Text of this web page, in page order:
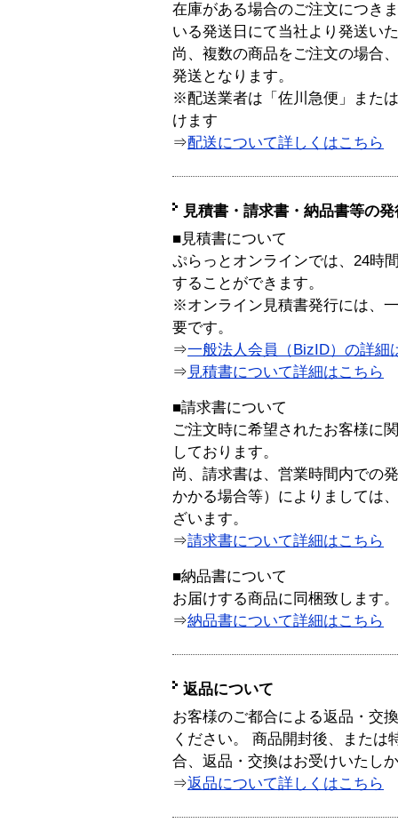
在庫がある場合のご注文につき
いる発送日にて当社より発送い
尚、複数の商品をご注文の場合
発送となります。
※配送業者は「佐川急便」また
けます
⇒配送について詳しくはこちら
見積書・請求書・納品書等の
■見積書について
ぷらっとオンラインでは、24時
することができます。
※オンライン見積書発行には、
要です。
⇒一般法人会員（BizID）の詳細
⇒ 見積書について詳細はこちら
■請求書について
ご注文時に希望されたお客様に
しております。
尚、請求書は、営業時間内での
かかる場合等）によりましては
ざいます。
⇒請求書について詳細はこちら
■納品書について
お届けする商品に同梱致します。
⇒納品書について詳細はこちら
返品について
お客様のご都合による返品・交
ください。 商品開封後、または
合、返品・交換はお受けいたし
⇒返品について詳しくはこちら